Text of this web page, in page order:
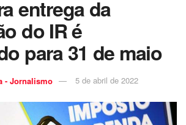
entrega da
do IR é
para 31 de maio
- Jornalismo 5 de abril de 2022